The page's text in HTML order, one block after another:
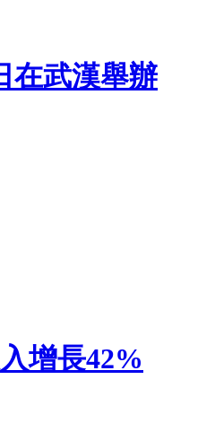
在武漢舉辦
增長42%